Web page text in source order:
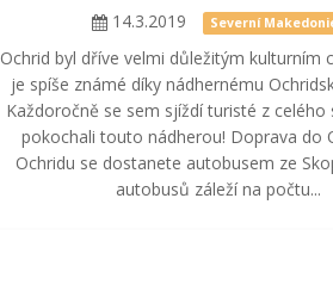
14.3.2019 Severní
Ochrid byl dříve velmi důležitým kulturním
je spíše známé díky nádhernému
Každoročně se sem sjíždí turisté z celého
pokochali touto nádherou! Doprava do
Ochridu se dostanete autobusem ze
autobusů záleží na počtu...